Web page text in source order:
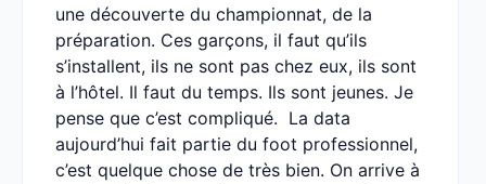
une découverte du championnat, de la
préparation. Ces garçons, il faut qu’ils
s’installent, ils ne sont pas chez eux, ils sont
à l’hôtel. Il faut du temps. Ils sont jeunes. Je
pense que c’est compliqué. La data
aujourd’hui fait partie du foot professionnel,
c’est quelque chose de très bien. On arrive à